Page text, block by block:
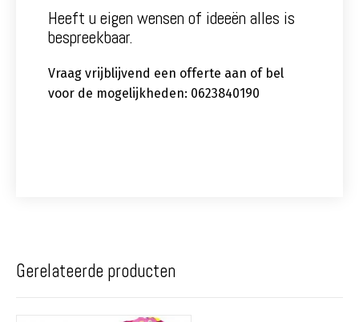
Heeft u eigen wensen of ideeën alles is
bespreekbaar.
Vraag vrijblijvend een offerte aan of bel
voor de mogelijkheden: 0623840190
Gerelateerde producten